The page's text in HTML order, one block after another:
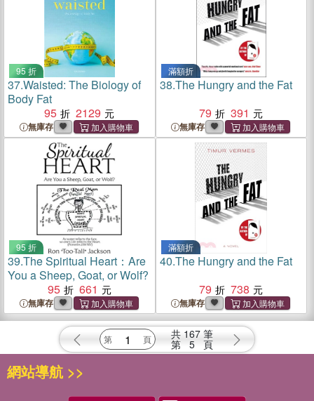
95 折
37.Waisted: The Biology of
Body Fat
95
2129
無庫存
滿額折
38.The Hungry and the Fat
79
391
無庫存
95 折
39.The Spiritual Heart：Are
You a Sheep, Goat, or Wolf?
95
661
無庫存
滿額折
40.The Hungry and the Fat
79
738
無庫存
共 167 筆
第 5 頁
網站導航 >>